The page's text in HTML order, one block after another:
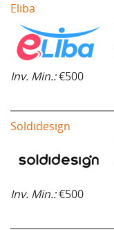
Eliba
Inv. Min.:€500
Soldidesign
Inv. Min.:€500